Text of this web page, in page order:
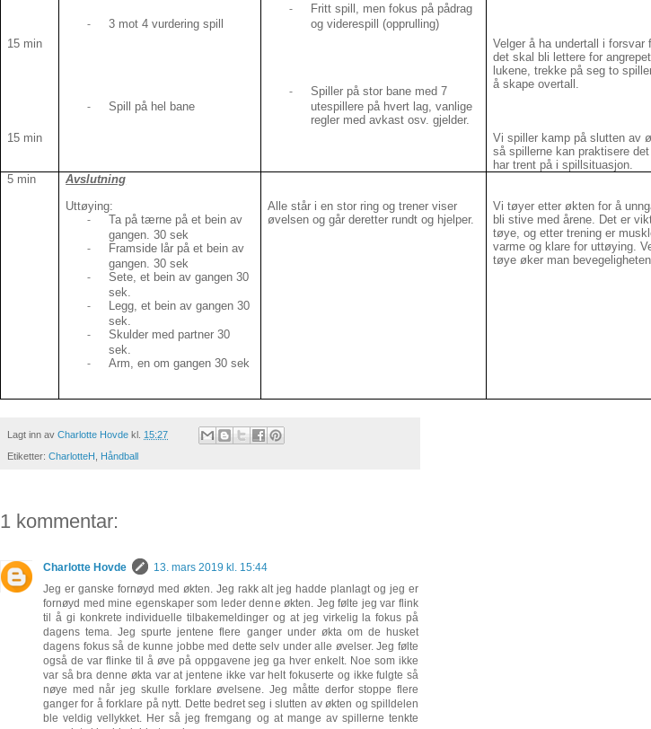
15 min
15 min
- 3 mot 4 vurdering spill
- Spill på hel bane
-
Fritt spill, men fokus på pådrag
og viderespill (opprulling)
-
Spiller på stor bane med 7
utespillere på hvert lag, vanlige
regler med avkast osv. gjelder.
Velger å ha undertall i forsvar
det skal bli lettere for
lukene, trekke på seg to
å skape overtall.
Vi spiller kamp på slutten av
så spillerne kan praktisere
har trent på i spillsituasjon.
5 min
Avslutning
Uttøying:
-
Ta på tærne på et bein av
gangen. 30 sek
-
Framside lår på et bein av
gangen. 30 sek
-
Sete, et bein av gangen 30
sek.
-
Legg, et bein av gangen 30
sek.
-
Skulder med partner 30
sek.
- Arm, en om gangen 30 sek
Alle står i en stor ring og trener viser
øvelsen og går deretter rundt og hjelper.
Vi tøyer etter økten for å
bli stive med årene. Det er
tøye, og etter trening er
varme og klare for uttøying.
tøye øker man
Lagt inn av Charlotte Hovde kl. 15:27
Etiketter: CharlotteH Håndball
1 kommentar:
Charlotte Hovde
13. mars 2019 kl. 15:44
Jeg er ganske fornøyd med økten. Jeg rakk alt jeg hadde planlagt og jeg er
fornøyd med mine egenskaper som leder denne økten. Jeg følte jeg var flink
til å gi konkrete individuelle tilbakemeldinger og at jeg virkelig la fokus på
dagens tema. Jeg spurte jentene flere ganger under økta om de husket
dagens fokus så de kunne jobbe med dette selv under alle øvelser. Jeg følte
også de var flinke til å øve på oppgavene jeg ga hver enkelt. Noe som ikke
var så bra denne økta var at jentene ikke var helt fokuserte og ikke fulgte så
nøye med når jeg skulle forklare øvelsene. Jeg måtte derfor stoppe flere
ganger for å forklare på nytt. Dette bedret seg i slutten av økten og spilldelen
ble veldig vellykket. Her så jeg fremgang og at mange av spillerne tenkte